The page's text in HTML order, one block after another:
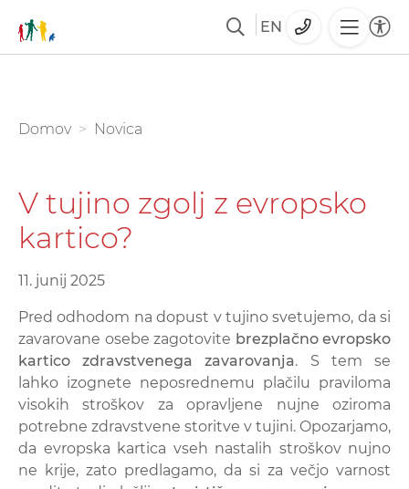
glavno
EN
You are here:
Domov Novica
V tujino zgolj z evropsko
kartico?
11. junij 2025
Pred odhodom na dopust v tujino svetujemo, da si
zavarovane osebe zagotovite brezplačno evropsko
kartico zdravstvenega zavarovanja. S tem se
lahko izognete neposrednemu plačilu praviloma
visokih stroškov za opravljene nujne oziroma
potrebne zdravstvene storitve v tujini. Opozarjamo,
da evropska kartica vseh nastalih stroškov nujno
ne krije, zato predlagamo, da si za večjo varnost